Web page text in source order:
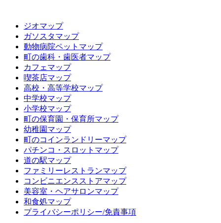
ジオマップ
ガソスタマップ
動物病院ペットマップ
町の歯科・歯医者マップ
カフェマップ
喫茶店マップ
高校・高等学校マップ
中学校マップ
小学校マップ
町の保育園・保育所マップ
幼稚園マップ
町のコインランドリーマップ
パチンコ・スロットマップ
道の駅マップ
ファミリーレストランマップ
コンビニエンスストアマップ
美容室・ヘアサロンマップ
和食処マップ
プライバシーポリシー/免責事項